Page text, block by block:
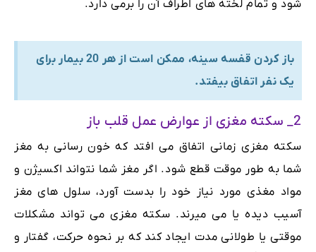
شود و تمام لخته های اطراف آن را برمی دارد.
باز کردن قفسه سینه، ممکن است از هر 20 بیمار برای
یک نفر اتفاق بیفتد.
2_ سکته مغزی از عوارض عمل قلب باز
سکته مغزی زمانی اتفاق می افتد که خون رسانی به مغز
شما به طور موقت قطع شود. اگر مغز شما نتواند اکسیژن و
مواد مغذی مورد نیاز خود را بدست آورد، سلول های مغز
آسیب دیده یا می میرند. سکته مغزی می تواند مشکلات
موقتی یا طولانی مدت ایجاد کند که بر نحوه حرکت، گفتار و